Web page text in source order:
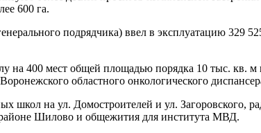
600 га.
подрядчика) ввел в эксплуатацию 329
на 400 мест общей площадью порядка 10 тыс. кв.
областного онкологического
на ул. Домостроителей и ул. Загоровского,
Шилово и общежития для института МВД.